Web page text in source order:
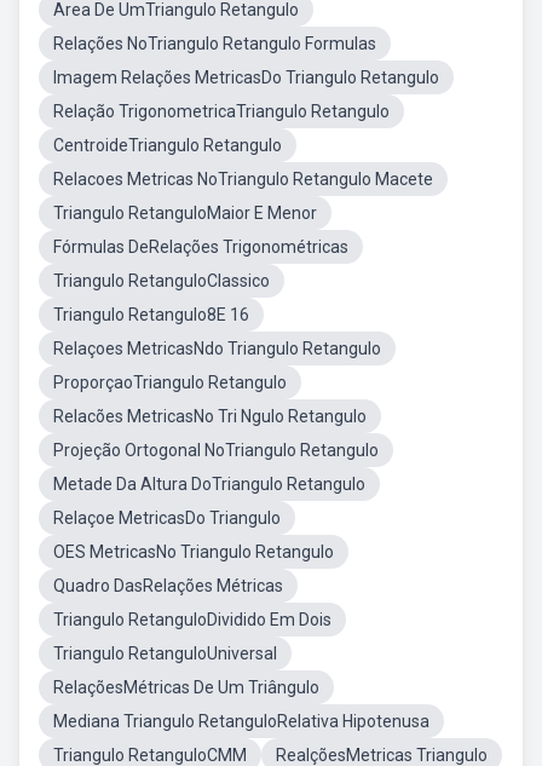
Area De UmTriangulo Retangulo
Relações NoTriangulo Retangulo Formulas
Imagem Relações MetricasDo Triangulo Retangulo
Relação TrigonometricaTriangulo Retangulo
CentroideTriangulo Retangulo
Relacoes Metricas NoTriangulo Retangulo Macete
Triangulo RetanguloMaior E Menor
Fórmulas DeRelações Trigonométricas
Triangulo RetanguloClassico
Triangulo Retangulo8E 16
Relaçoes MetricasNdo Triangulo Retangulo
ProporçaoTriangulo Retangulo
Relacões MetricasNo Tri Ngulo Retangulo
Projeção Ortogonal NoTriangulo Retangulo
Metade Da Altura DoTriangulo Retangulo
Relaçoe MetricasDo Triangulo
OES MetricasNo Triangulo Retangulo
Quadro DasRelações Métricas
Triangulo RetanguloDividido Em Dois
Triangulo RetanguloUniversal
RelaçõesMétricas De Um Triângulo
Mediana Triangulo RetanguloRelativa Hipotenusa
Triangulo RetanguloCMM
RealçõesMetricas Triangulo